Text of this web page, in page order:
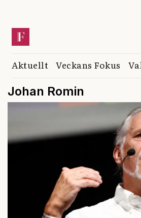
Aktuellt Veckans Fokus
Johan Romin